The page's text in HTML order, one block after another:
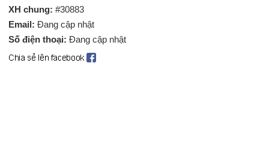
XH chung: #30883
Email: Đang cập nhật
Số điện thoại: Đang cập nhật